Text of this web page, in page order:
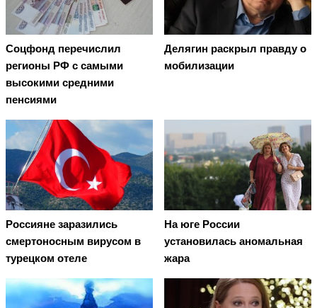
Соцфонд перечислил
регионы РФ с самыми
высокими средними
пенсиями
Делягин раскрыл правду о
мобилизации
Россияне заразились
смертоносным вирусом в
турецком отеле
На юге России
установилась аномальная
жара